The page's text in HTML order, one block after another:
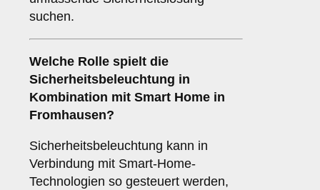
suchen.
Welche Rolle spielt die
Sicherheitsbeleuchtung in
Kombination mit Smart Home in
Fromhausen?
Sicherheitsbeleuchtung kann in
Verbindung mit Smart-Home-
Technologien so gesteuert werden,